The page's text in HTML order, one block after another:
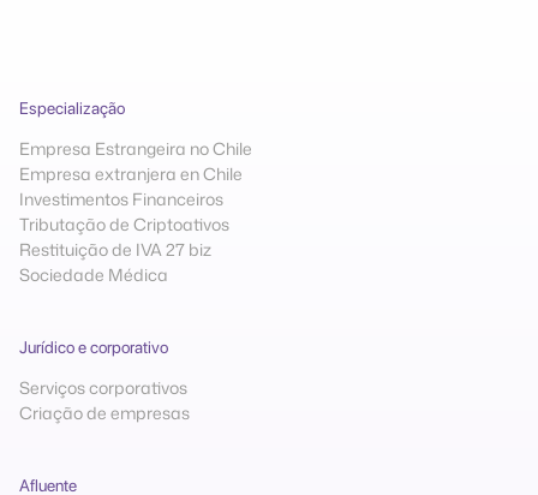
Especialização
Empresa Estrangeira no Chile
Empresa extranjera en Chile
Investimentos Financeiros
Tributação de Criptoativos
Restituição de IVA 27 biz
Sociedade Médica
Jurídico e corporativo
Serviços corporativos
Criação de empresas
Afluente